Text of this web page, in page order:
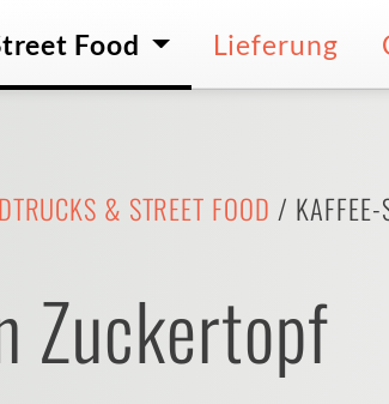
Food Lieferung
& STREET FOOD / KAFFEE-
Zuckertopf